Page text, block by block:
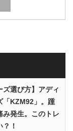
ズ選び方】アディ
「KZM92」。踵
み発生。このトレ
！